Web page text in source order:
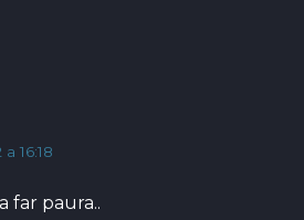
16:18
far paura..